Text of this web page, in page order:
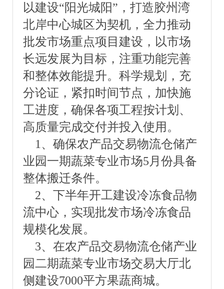
以建设“阳光城阳”，打造胶州湾
北岸中心城区为契机，全力推动
批发市场重点项目建设，以市场
长远发展为目标，注重功能完善
和整体效能提升。科学规划，充
分论证，紧扣时间节点，加快施
工进度，确保各项工程按计划、
高质量完成交付并投入使用。
1、确保农产品交易物流仓储产
业园一期蔬菜专业市场5月份具备
整体搬迁条件。
2、下半年开工建设冷冻食品物
流中心，实现批发市场冷冻食品
规模化发展。
3、在农产品交易物流仓储产业
园二期蔬菜专业市场交易大厅北
侧建设7000平方果蔬商城。